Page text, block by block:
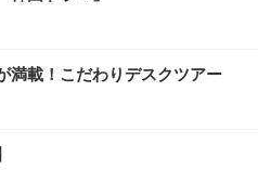
満載！こだわりデスクツアー